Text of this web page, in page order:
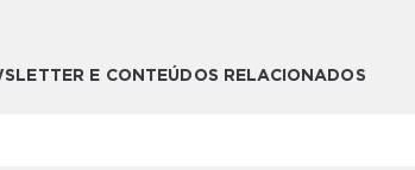
E CONTEÚDOS RELACIONADOS